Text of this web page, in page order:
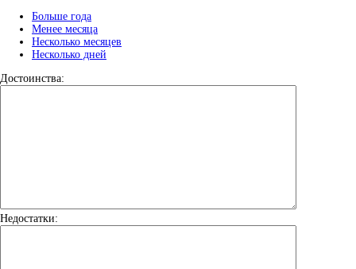
Больше года
Менее месяца
Несколько месяцев
Несколько дней
Достоинства:
Недостатки: